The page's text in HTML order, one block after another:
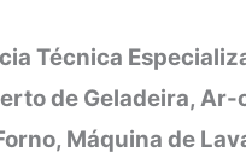
Técnica
de Geladeira,
Máquina de